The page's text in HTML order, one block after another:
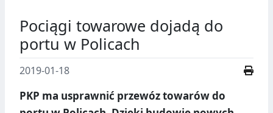
Pociągi towarowe dojadą do
portu w Policach
2019-01-18
PKP ma usprawnić przewóz towarów do